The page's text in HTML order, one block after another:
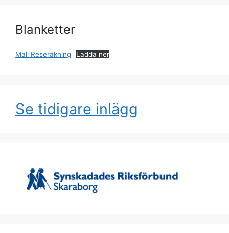
Blanketter
Mall Reseräkning Ladda ner
Se tidigare inlägg